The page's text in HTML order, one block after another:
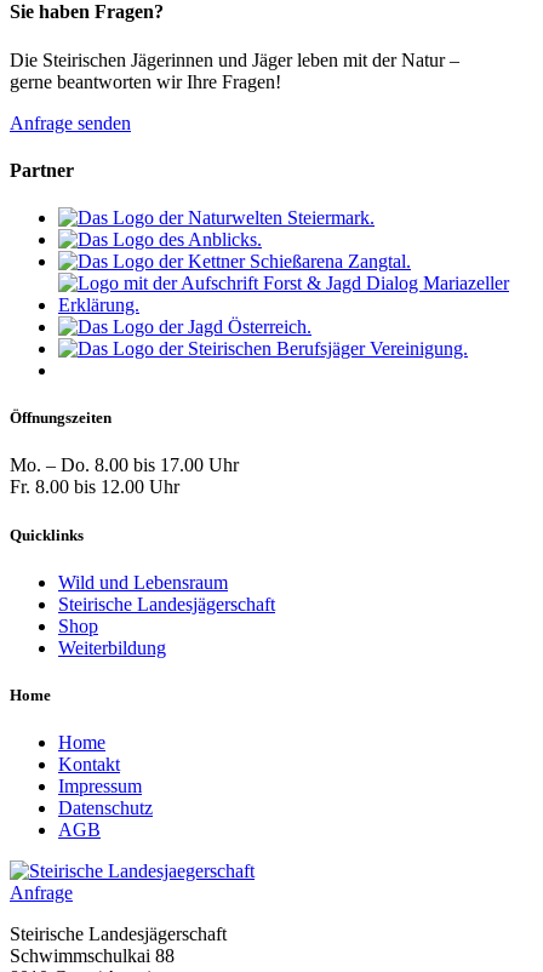
Sie haben Fragen?
Die Steirischen Jägerinnen und Jäger leben mit der Natur –
gerne beantworten wir Ihre Fragen!
Anfrage senden
Partner
Öffnungszeiten
Mo. – Do. 8.00 bis 17.00 Uhr
Fr. 8.00 bis 12.00 Uhr
Quicklinks
Wild und Lebensraum
Steirische Landesjägerschaft
Shop
Weiterbildung
Home
Home
Kontakt
Impressum
Datenschutz
AGB
Anfrage
Steirische Landesjägerschaft
Schwimmschulkai 88